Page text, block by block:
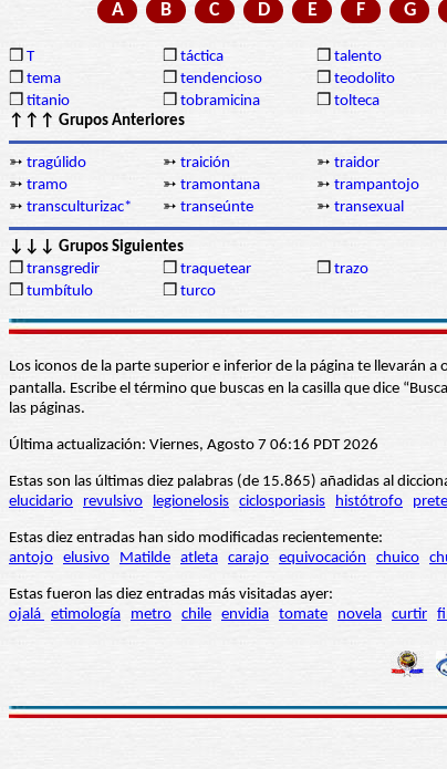
A B C D E F G
❒ T ❒ táctica ❒ talento
❒ tema ❒ tendencioso ❒ teodolito
❒ titanio ❒ tobramicina ❒ tolteca
↑↑↑ Grupos Anteriores
➳ tragúlido ➳ traición ➳ traidor
➳ tramo ➳ tramontana ➳ trampantojo
➳ transculturizac* ➳ transeúnte ➳ transexual
↓↓↓ Grupos Siguientes
❒ transgredir ❒ traquetear ❒ trazo
❒ tumbítulo ❒ turco
Los iconos de la parte superior e inferior de la página te llevarán
pantalla. Escribe el término que buscas en la casilla que dice
las páginas.
Última actualización: Viernes, Agosto 7 06:16 PDT 2026
Estas son las últimas diez palabras (de 15.865) añadidas al
elucidario
revulsivo legionelosis ciclosporiasis histótrofo
Estas diez entradas han sido modificadas recientemente:
antojo elusivo Matilde atleta carajo equivocación chuico
Estas fueron las diez entradas más visitadas ayer:
ojalá etimología metro chile envidia tomate novela curtir